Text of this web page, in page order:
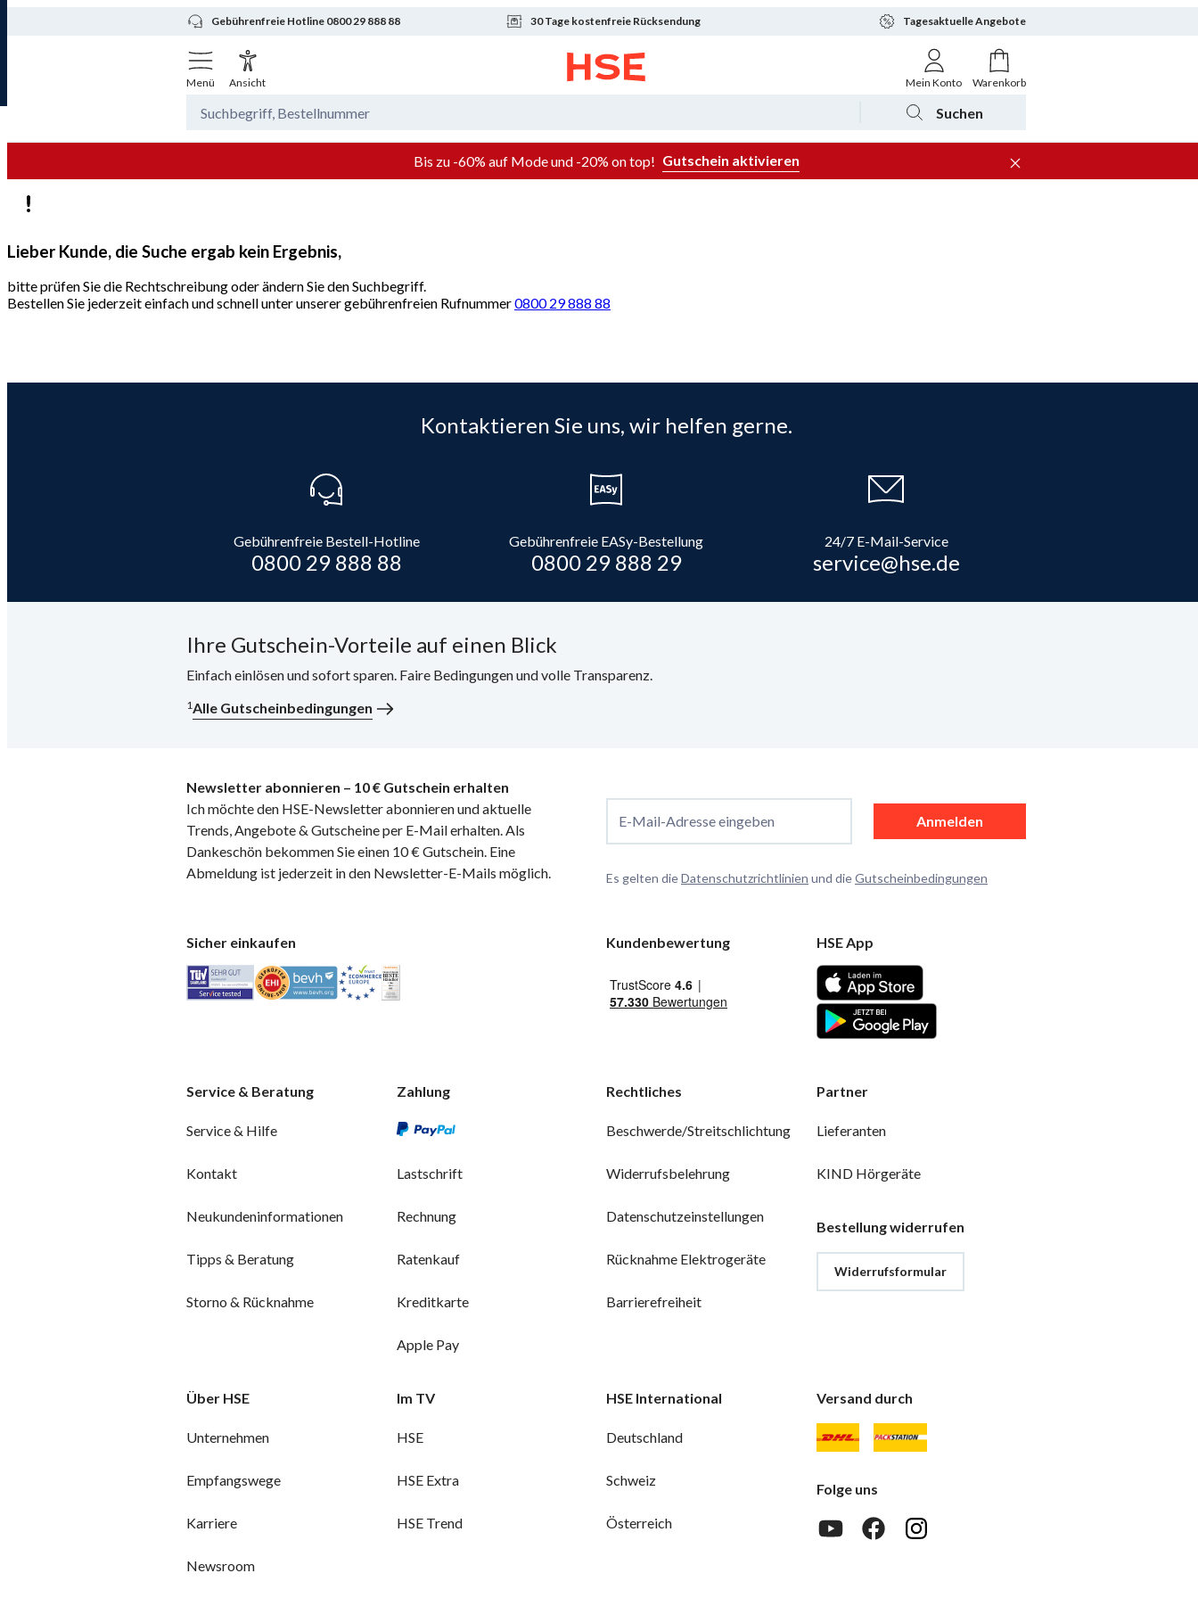
Gebührenfreie Hotline 0800 29 888 88 30 Tage kostenfreie Rücksendung Tagesaktuelle Angebote
Menü Ansicht Mein Konto Warenkorb
Suchen
Bis zu -60% auf Mode und -20% on top! Gutschein aktivieren
Lieber Kunde, die Suche ergab kein Ergebnis,
bitte prüfen Sie die Rechtschreibung oder ändern Sie den Suchbegriff.
Bestellen Sie jederzeit einfach und schnell unter unserer gebührenfreien Rufnummer0800 29 888 88
Kontaktieren Sie uns, wir helfen gerne.
Gebührenfreie Bestell-Hotline
0800 29 888 88
Gebührenfreie EASy-Bestellung
0800 29 888 29
24/7 E-Mail-Service
service@hse.de
Ihre Gutschein-Vorteile auf einen Blick
Einfach einlösen und sofort sparen. Faire Bedingungen und volle Transparenz.
1Alle Gutscheinbedingungen
Newsletter abonnieren – 10 € Gutschein erhalten
Ich möchte den HSE-Newsletter abonnieren und aktuelle
Trends, Angebote & Gutscheine per E-Mail erhalten. Als
Dankeschön bekommen Sie einen 10 € Gutschein. Eine
Abmeldung ist jederzeit in den Newsletter-E-Mails möglich.
E-Mail-Adresse eingeben Anmelden
Es gelten dieDatenschutzrichtlinien und dieGutscheinbedingungen
Sicher einkaufen Kundenbewertung HSE App
Service & Beratung
Service & Hilfe
Kontakt
Neukundeninformationen
Tipps & Beratung
Storno & Rücknahme
Zahlung
Lastschrift
Rechnung
Ratenkauf
Kreditkarte
Apple Pay
Rechtliches
Beschwerde/Streitschlichtung
Widerrufsbelehrung
Datenschutzeinstellungen
Rücknahme Elektrogeräte
Barrierefreiheit
Partner
Lieferanten
KIND Hörgeräte
Bestellung widerrufen
Widerrufsformular
Über HSE
Unternehmen
Empfangswege
Karriere
Newsroom
Im TV
HSE
HSE Extra
HSE Trend
HSE International
Deutschland
Schweiz
Österreich
Versand durch
Folge uns